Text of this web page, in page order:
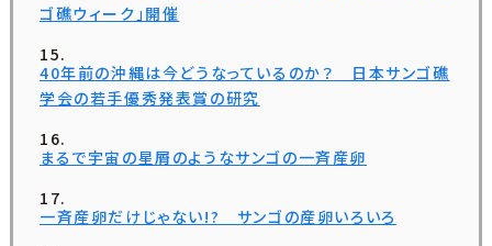
ゴ礁ウィーク」開催
40年前の沖縄は今どうなっているのか？ 日本サンゴ礁
学会の若手優秀発表賞の研究
まるで宇宙の星屑のようなサンゴの一斉産卵
一斉産卵だけじゃない!? サンゴの産卵いろいろ